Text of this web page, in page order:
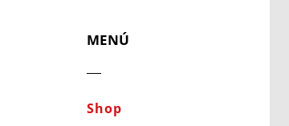
MENÚ
Shop